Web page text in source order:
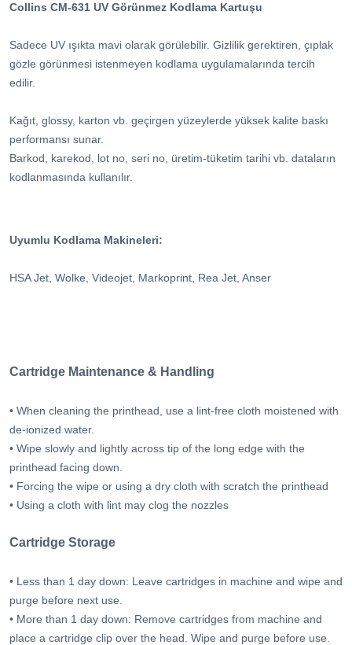
Collins CM-631 UV Görünmez Kodlama Kartuşu
Sadece UV ışıkta mavi olarak görülebilir. Gizlilik gerektiren, çıplak
gözle görünmesi istenmeyen kodlama uygulamalarında tercih
edilir.
Kağıt, glossy, karton vb. geçirgen yüzeylerde yüksek kalite baskı
performansı sunar.
Barkod, karekod, lot no, seri no, üretim-tüketim tarihi vb. dataların
kodlanmasında kullanılır.
Uyumlu Kodlama Makineleri:
HSA Jet, Wolke, Videojet, Markoprint, Rea Jet, Anser
Cartridge Maintenance & Handling
• When cleaning the printhead, use a lint-free cloth moistened with
de-ionized water.
• Wipe slowly and lightly across tip of the long edge with the
printhead facing down.
• Forcing the wipe or using a dry cloth with scratch the printhead
• Using a cloth with lint may clog the nozzles
Cartridge Storage
• Less than 1 day down: Leave cartridges in machine and wipe and
purge before next use.
• More than 1 day down: Remove cartridges from machine and
place a cartridge clip over the head. Wipe and purge before use.